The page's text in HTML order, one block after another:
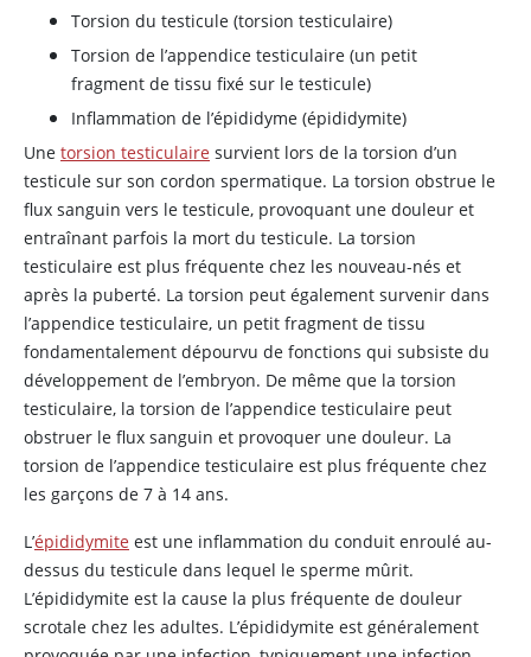
Torsion du testicule (torsion testiculaire)
Torsion de l’appendice testiculaire (un petit
fragment de tissu fixé sur le testicule)
Inflammation de l’épididyme (épididymite)
Une torsion testiculaire survient lors de la torsion d’un
testicule sur son cordon spermatique. La torsion obstrue le
flux sanguin vers le testicule, provoquant une douleur et
entraînant parfois la mort du testicule. La torsion
testiculaire est plus fréquente chez les nouveau-nés et
après la puberté. La torsion peut également survenir dans
l’appendice testiculaire, un petit fragment de tissu
fondamentalement dépourvu de fonctions qui subsiste du
développement de l’embryon. De même que la torsion
testiculaire, la torsion de l’appendice testiculaire peut
obstruer le flux sanguin et provoquer une douleur. La
torsion de l’appendice testiculaire est plus fréquente chez
les garçons de 7 à 14 ans.
L’épididymite est une inflammation du conduit enroulé au-
dessus du testicule dans lequel le sperme mûrit.
L’épididymite est la cause la plus fréquente de douleur
scrotale chez les adultes. L’épididymite est généralement